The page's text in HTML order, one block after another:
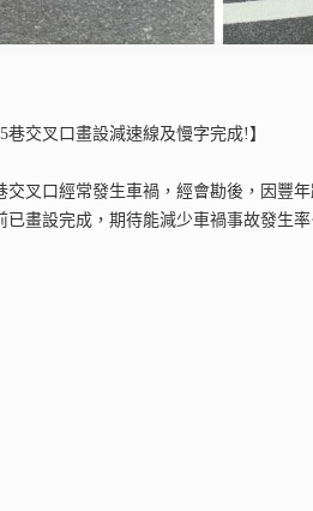
巷交叉口畫設減速線及慢字完成!】
交叉口經常發生車禍，經會勘後，因豐
已畫設完成，期待能減少車禍事故發生